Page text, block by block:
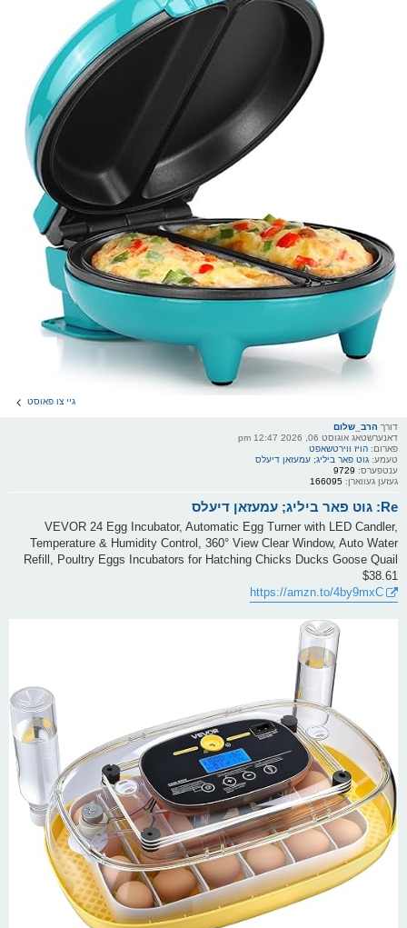
גיי צו פאוסט
דורך הרב_שלום
דאנערשטאג אוגוסט 06, 2026 12:47 pm
פארום: הויז ווירטשאפט
טעמע: גוט פאר ביליג; עמעזאן דיעלס
ענטפערס: 9729
געזען געווארן: 166095
Re: גוט פאר ביליג; עמעזאן דיעלס
VEVOR 24 Egg Incubator, Automatic Egg Turner with LED Candler,
Temperature & Humidity Control, 360° View Clear Window, Auto Water
Refill, Poultry Eggs Incubators for Hatching Chicks Ducks Goose Quail
$38.61
https://amzn.to/4by9mxC